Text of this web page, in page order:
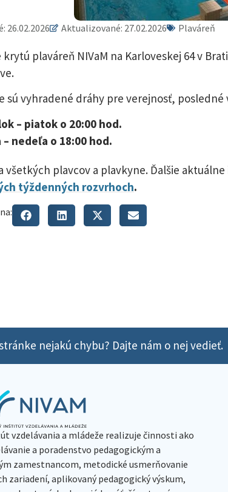
26.02.2026 Aktualizované: 27.02.2026 Plaváreň
krytú plaváreň NIVaM na Karloveskej 64 v
sú vyhradené dráhy pre verejnosť,
– piatok o 20:00 hod.
nedeľa o 18:00 hod.
všetkých plavcov a plavkyne. Ďalšie
týždenných rozvrhoch.
nejakú chybu? Dajte nám o nej vedieť.
vzdelávania a mládeže realizuje činnosti ako
a poradenstvo pedagogickým a
zamestnancom, metodické usmerňovanie
zariadení, aplikovaný pedagogický výskum,